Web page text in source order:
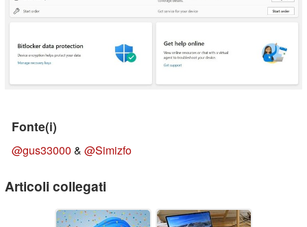
Fonte(i)
@gus33000 & @Simizfo
Articoli collegati